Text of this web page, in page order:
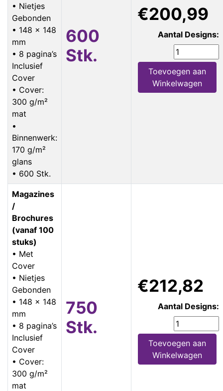
• Nietjes
Gebonden
• 148 x 148
mm
• 8 pagina’s
Inclusief
Cover
• Cover:
300 g/m²
mat
•
Binnenwerk:
170 g/m²
glans
• 600 Stk.
600
Stk.
€200,99
Aantal Designs:
Toevoegen aan
Winkelwagen
Magazines
/
Brochures
(vanaf 100
stuks)
• Met
Cover
• Nietjes
Gebonden
• 148 x 148
mm
• 8 pagina’s
Inclusief
Cover
• Cover:
300 g/m²
mat
750
Stk.
€212,82
Aantal Designs:
Toevoegen aan
Winkelwagen